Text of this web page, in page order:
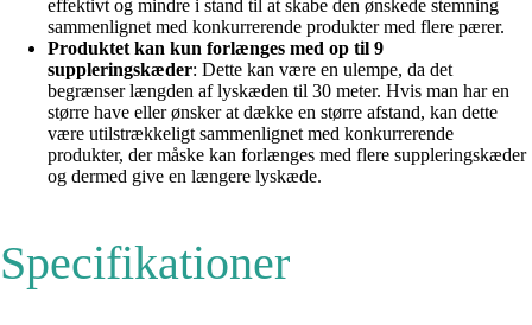
effektivt og mindre i stand til at skabe den ønskede stemning
sammenlignet med konkurrerende produkter med flere pærer.
Produktet kan kun forlænges med op til 9
suppleringskæder: Dette kan være en ulempe, da det
begrænser længden af lyskæden til 30 meter. Hvis man har en
større have eller ønsker at dække en større afstand, kan dette
være utilstrækkeligt sammenlignet med konkurrerende
produkter, der måske kan forlænges med flere suppleringskæder
og dermed give en længere lyskæde.
Specifikationer